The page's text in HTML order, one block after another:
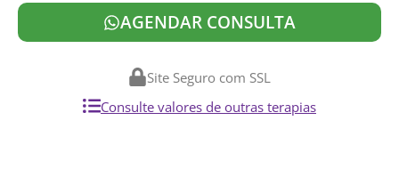
AGENDAR CONSULTA
Site Seguro com SSL
Consulte valores de outras terapias